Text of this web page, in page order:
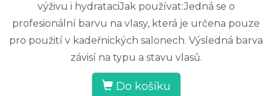
výživu i hydrataciJak používat:Jedná se o
profesionální barvu na vlasy, která je určena pouze
pro použití v kadeřnických salonech. Výsledná barva
závisí na typu a stavu vlasů.
Do košíku